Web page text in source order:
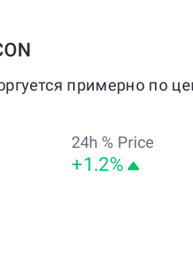
примерно по
24h % Price
+1.2%